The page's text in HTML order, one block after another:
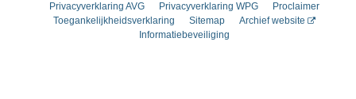
Privacyverklaring AVG Privacyverklaring WPG
Proclaimer
Toegankelijkheidsverklaring
Sitemap
Archief website
Informatiebeveiliging